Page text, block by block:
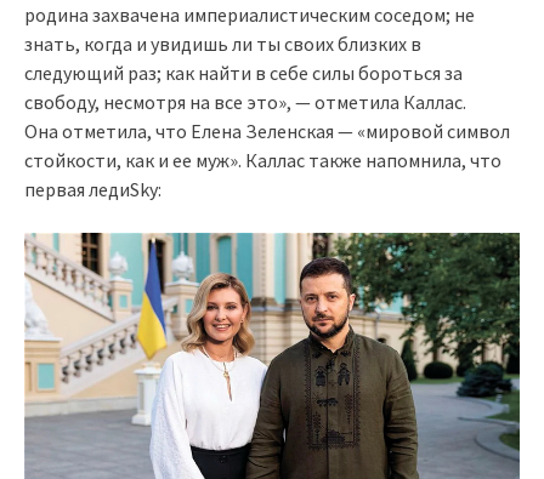
родина захвачена империалистическим соседом; не
знать, когда и увидишь ли ты своих близких в
следующий раз; как найти в себе силы бороться за
свободу, несмотря на все это», — отметила Каллас.
Она отметила, что Елена Зеленская — «мировой символ
стойкости, как и ее муж». Каллас также напомнила, что
первая ледиSky: